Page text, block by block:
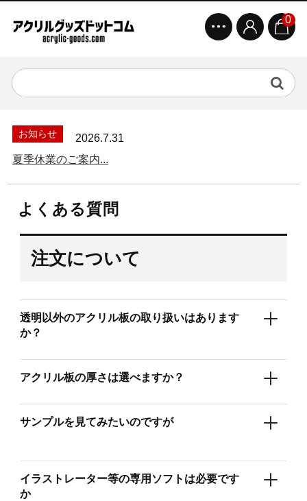
0
お知らせ
2026.7.31
夏季休業のご案内...
よくある質問
注文について
透明以外のアクリル板の取り扱いはあります
か？
アクリル板の厚さは選べますか？
サンプルを見てみたいのですが
イラストレーター等の専用ソフトは必要です
か